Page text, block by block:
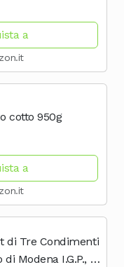
Vegano,
a
cotto 950g
a
di Tre Condimenti
Modena I.G.P., 3